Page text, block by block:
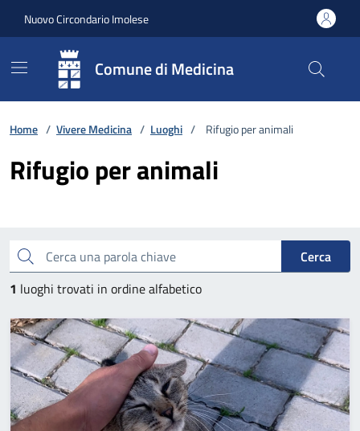
Nuovo Circondario Imolese
Comune di Medicina
Home / Vivere Medicina / Luoghi / Rifugio per animali
Rifugio per animali
Cerca una parola chiave
Cerca
1 luoghi trovati in ordine alfabetico